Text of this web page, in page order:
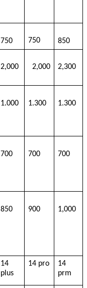
750 750 850
2,000 2,000 2,300
1.000 1.300 1.300
700 700 700
850 900 1,000
14
plus
14 pro
14
prm